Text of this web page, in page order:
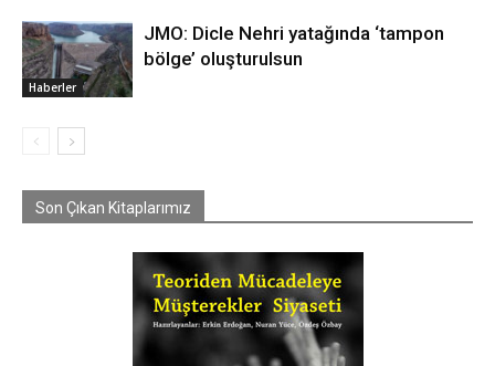
Haberler
JMO: Dicle Nehri yatağında ‘tampon
bölge’ oluşturulsun
Son Çıkan Kitaplarımız